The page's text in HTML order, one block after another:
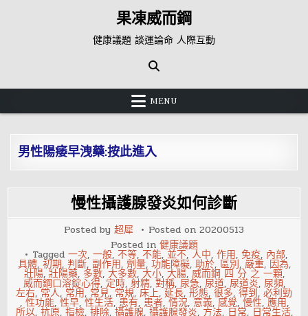
果凍威而鋼
健康議題 談運論命 人際互動
MENU
男性陽痿早洩藥:按此進入
慢性攝護腺發炎如何診斷
Posted by 超犀 Posted on 20200513
Posted in 健康議題
Tagged 一次, 一般, 不等, 不能, 並不, 人中, 作用, 免疫, 內部,
具體, 初期, 判斷, 副作用, 劑量, 功能障礙, 助於, 區別, 嚴重, 因為,
壯陽, 壯陽藥, 多數, 大多數, 大小, 大腸, 威而鋼 四 分 之 一顆,
威而鋼口溶錠心得, 定時, 射精, 對稱, 尿急, 尿道, 尿道炎, 尿頻,
左右, 常人, 常用, 常見, 常規, 床上, 延長, 形態, 很多, 得到, 必利勁
, 性功能, 性早, 性生活, 患有, 患者, 情況, 意義, 感覺, 慢性, 應用,
所以, 抗原, 指檢, 排除, 攝護腺, 攝護腺發炎, 方法, 日常, 日常生活,